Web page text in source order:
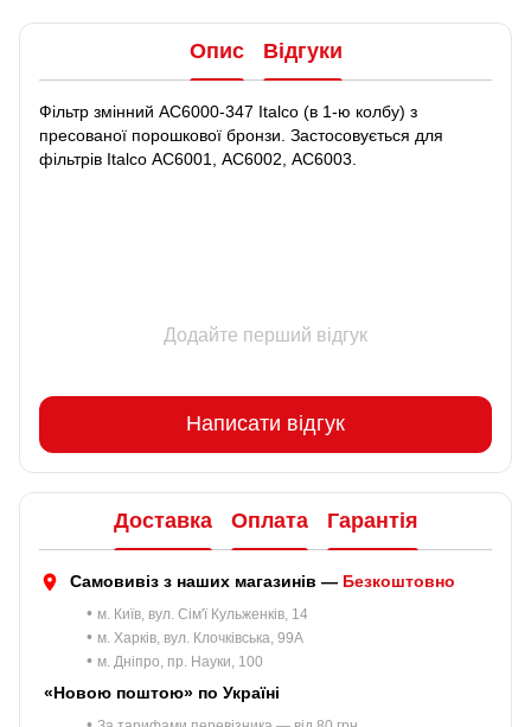
Опис Відгуки
Фільтр змінний АС6000-347 Italco (в 1-ю колбу) з
пресованої порошкової бронзи. Застосовується для
фільтрів Italco АС6001, АС6002, АС6003.
Додайте перший відгук
Написати відгук
Доставка Оплата Гарантія
Самовивіз з наших магазинів — Безкоштовно
• м. Київ, вул. Сім'ї Кульженків, 14
• м. Харків, вул. Клочківська, 99A
• м. Дніпро, пр. Науки, 100
«Новою поштою» по Україні